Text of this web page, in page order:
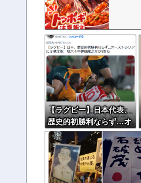
【ラグビー】日本代表、
歴史的初勝利ならず…オ
ーストラリアに逆転負け
８戦全敗